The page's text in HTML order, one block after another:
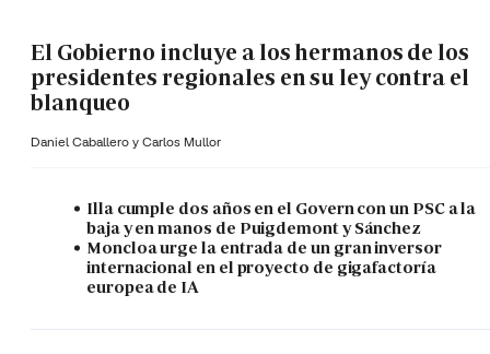
El Gobierno incluye a los hermanos de los
presidentes regionales en su ley contra el
blanqueo
Daniel Caballero y Carlos Mullor
Illa cumple dos años en el Govern con un PSC a la
baja y en manos de Puigdemont y Sánchez
Moncloa urge la entrada de un gran inversor
internacional en el proyecto de gigafactoría
europea de IA